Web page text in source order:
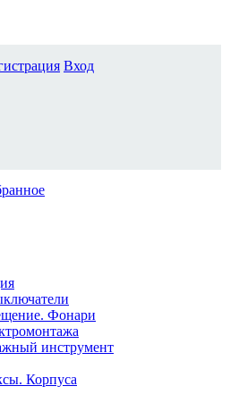
Фонари
инструмент
Корпуса
Вход